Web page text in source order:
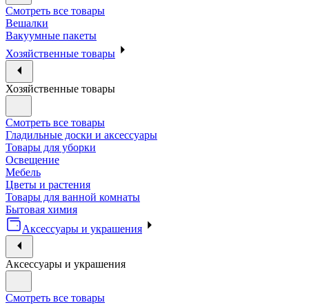
Смотреть все товары
Вешалки
Вакуумные пакеты
Хозяйственные товары
Хозяйственные товары
Смотреть все товары
Гладильные доски и аксессуары
Товары для уборки
Освещение
Мебель
Цветы и растения
Товары для ванной комнаты
Бытовая химия
Аксессуары и украшения
Аксессуары и украшения
Смотреть все товары